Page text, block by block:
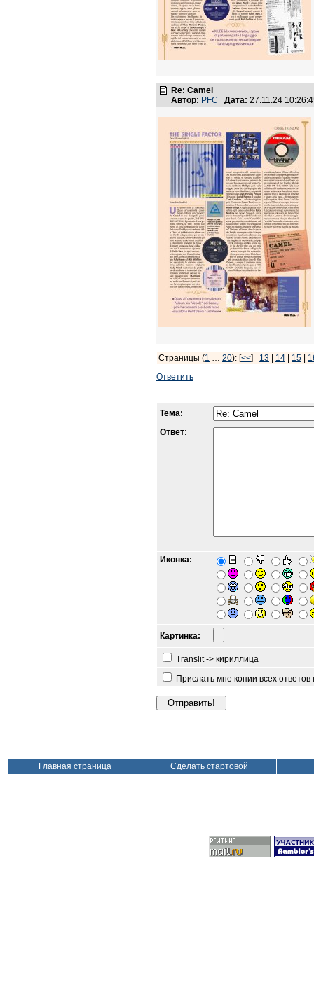
Re: Camel
Автор: PFC Дата: 27.11.24
Страницы (1 … 20): [<<] 13 14 15
Ответить
Тема:
Ответ:
Иконка:
Картинка:
Translit -> кириллица
Прислать мне копии всех
Главная страница Сделать стартовой